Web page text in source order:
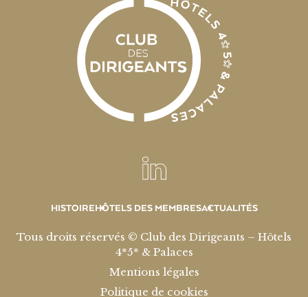
HISTOIREHÔTELS DES MEMBRESACTUALITÉS
Tous droits réservés © Club des Dirigeants – Hôtels
4*5* & Palaces
Mentions légales
Politique de cookies